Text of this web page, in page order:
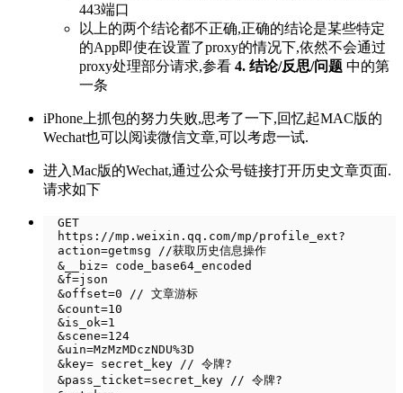
443端口
以上的两个结论都不正确,正确的结论是某些特定
的App即使在设置了proxy的情况下,依然不会通过
proxy处理部分请求,参看 4. 结论/反思/问题 中的第
一条
iPhone上抓包的努力失败,思考了一下,回忆起MAC版的
Wechat也可以阅读微信文章,可以考虑一试.
进入Mac版的Wechat,通过公众号链接打开历史文章页面.
请求如下
  GET
  https://mp.weixin.qq.com/mp/profile_ext?
  action=getmsg //获取历史信息操作
  &__biz= code_base64_encoded
  &f=json
  &offset=0 // 文章游标
  &count=10
  &is_ok=1
  &scene=124
  &uin=MzMzMDczNDU%3D
  &key= secret_key // 令牌?
  &pass_ticket=secret_key // 令牌?